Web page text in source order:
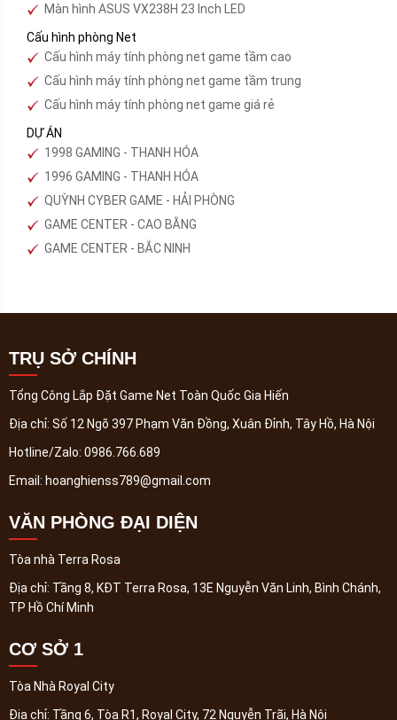
Màn hình ASUS VX238H 23 Inch LED
Cấu hình phòng Net
Cấu hình máy tính phòng net game tầm cao
Cấu hình máy tính phòng net game tầm trung
Cấu hình máy tính phòng net game giá rẻ
DỰ ÁN
1998 GAMING - THANH HÓA
1996 GAMING - THANH HÓA
QUỲNH CYBER GAME - HẢI PHÒNG
GAME CENTER - CAO BẰNG
GAME CENTER - BẮC NINH
TRỤ SỞ CHÍNH
Tổng Công Lắp Đặt Game Net Toàn Quốc Gia Hiến
Địa chỉ: Số 12 Ngõ 397 Phạm Văn Đồng, Xuân Đỉnh, Tây Hồ, Hà Nội
Hotline/Zalo: 0986.766.689
Email: hoanghienss789@gmail.com
VĂN PHÒNG ĐẠI DIỆN
Tòa nhà Terra Rosa
Địa chỉ: Tầng 8, KĐT Terra Rosa, 13E Nguyễn Văn Linh, Bình Chánh,
TP Hồ Chí Minh
CƠ SỞ 1
Tòa Nhà Royal City
Địa chỉ: Tầng 6, Tòa R1, Royal City, 72 Nguyễn Trãi, Hà Nội